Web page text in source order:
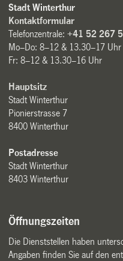
Stadt Winterthur
Kontaktformular
Telefonzentrale:+41 52 267
Mo–Do: 8–12 & 13.30–17 Uhr
Fr: 8–12 & 13.30–16 Uhr
Hauptsitz
Stadt Winterthur
Pionierstrasse 7
8400 Winterthur
Postadresse
Stadt Winterthur
8403 Winterthur
Öffnungszeiten
Die Dienststellen haben
Angaben finden Sie auf den